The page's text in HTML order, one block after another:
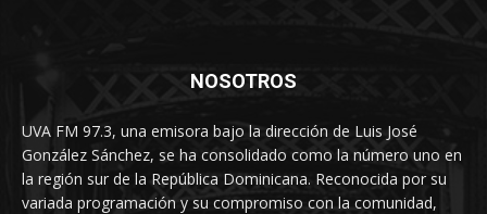
NOSOTROS
UVA FM 97.3, una emisora bajo la dirección de Luis José
González Sánchez, se ha consolidado como la número uno en
la región sur de la República Dominicana. Reconocida por su
variada programación y su compromiso con la comunidad,